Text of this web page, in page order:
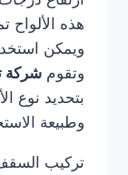
هذه الألواح
ويمكن
وتقوم شركة
بتحديد نوع
وطبيعة
تركيب